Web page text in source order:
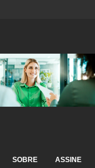
SOBRE ASSINE